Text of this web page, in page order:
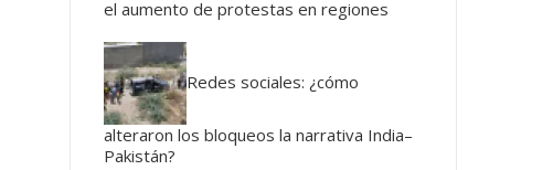
el aumento de protestas en regiones
Redes sociales: ¿cómo
alteraron los bloqueos la narrativa India–
Pakistán?